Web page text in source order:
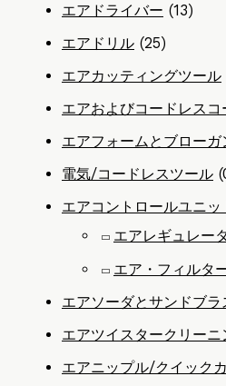
エアドライバー (13)
エアドリル (25)
エアカッティングツール
エアおよびコードレスコ
エアフォームとブローガ
電気/コードレスツール
エアコントロールユニッ
エアレギュレー
エア・フィルタ
エアソーダとサンドブラ
エアツイスタークリーニ
エアニップル/クイック